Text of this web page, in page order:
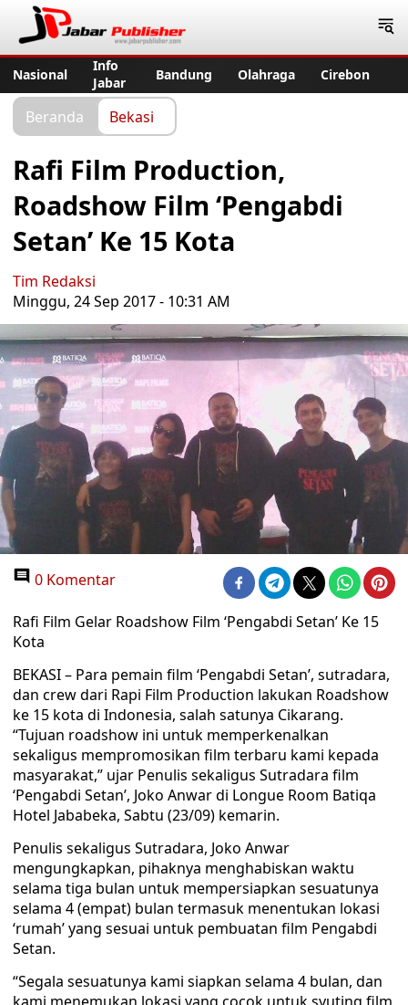
Nasional
Info
Jabar
Bandung Olahraga Cirebon
Beranda Bekasi
Rafi Film Production,
Roadshow Film ‘Pengabdi
Setan’ Ke 15 Kota
Tim Redaksi
Minggu, 24 Sep 2017 - 10:31 AM
0 Komentar
Rafi Film Gelar Roadshow Film ‘Pengabdi Setan’ Ke 15
Kota
BEKASI – Para pemain film ‘Pengabdi Setan’, sutradara,
dan crew dari Rapi Film Production lakukan Roadshow
ke 15 kota di Indonesia, salah satunya Cikarang.
“Tujuan roadshow ini untuk memperkenalkan
sekaligus mempromosikan film terbaru kami kepada
masyarakat,” ujar Penulis sekaligus Sutradara film
‘Pengabdi Setan’, Joko Anwar di Longue Room Batiqa
Hotel Jababeka, Sabtu (23/09) kemarin.
Penulis sekaligus Sutradara, Joko Anwar
mengungkapkan, pihaknya menghabiskan waktu
selama tiga bulan untuk mempersiapkan sesuatunya
selama 4 (empat) bulan termasuk menentukan lokasi
‘rumah’ yang sesuai untuk pembuatan film Pengabdi
Setan.
“Segala sesuatunya kami siapkan selama 4 bulan, dan